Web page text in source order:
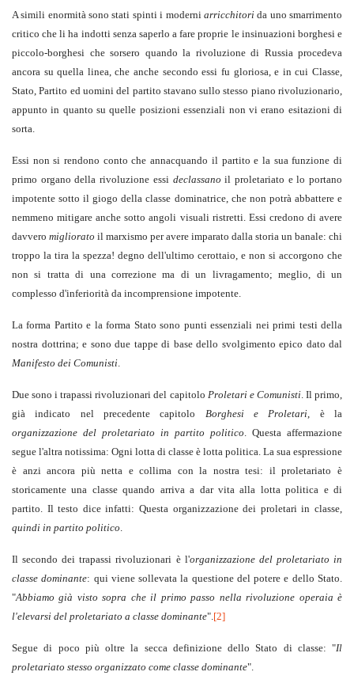
A simili enormità sono stati spinti i moderni arricchitori da uno smarrimento
critico che li ha indotti senza saperlo a fare proprie le insinuazioni borghesi e
piccolo-borghesi che sorsero quando la rivoluzione di Russia procedeva
ancora su quella linea, che anche secondo essi fu gloriosa, e in cui Classe,
Stato, Partito ed uomini del partito stavano sullo stesso piano rivoluzionario,
appunto in quanto su quelle posizioni essenziali non vi erano esitazioni di
sorta.
Essi non si rendono conto che annacquando il partito e la sua funzione di
primo organo della rivoluzione essi declassano il proletariato e lo portano
impotente sotto il giogo della classe dominatrice, che non potrà abbattere e
nemmeno mitigare anche sotto angoli visuali ristretti. Essi credono di avere
davvero migliorato il marxismo per avere imparato dalla storia un banale: chi
troppo la tira la spezza! degno dell'ultimo cerottaio, e non si accorgono che
non si tratta di una correzione ma di un livragamento; meglio, di un
complesso d'inferiorità da incomprensione impotente.
La forma Partito e la forma Stato sono punti essenziali nei primi testi della
nostra dottrina; e sono due tappe di base dello svolgimento epico dato dal
Manifesto dei Comunisti.
Due sono i trapassi rivoluzionari del capitolo Proletari e Comunisti. Il primo,
già indicato nel precedente capitolo Borghesi e Proletari, è la
organizzazione del proletariato in partito politico. Questa affermazione
segue l'altra notissima: Ogni lotta di classe è lotta politica. La sua espressione
è anzi ancora più netta e collima con la nostra tesi: il proletariato è
storicamente una classe quando arriva a dar vita alla lotta politica e di
partito. Il testo dice infatti: Questa organizzazione dei proletari in classe,
quindi in partito politico.
Il secondo dei trapassi rivoluzionari è l'organizzazione del proletariato in
classe dominante: qui viene sollevata la questione del potere e dello Stato.
"Abbiamo già visto sopra che il primo passo nella rivoluzione operaia è
l'elevarsi del proletariato a classe dominante".[2]
Segue di poco più oltre la secca definizione dello Stato di classe: "Il
proletariato stesso organizzato come classe dominante".